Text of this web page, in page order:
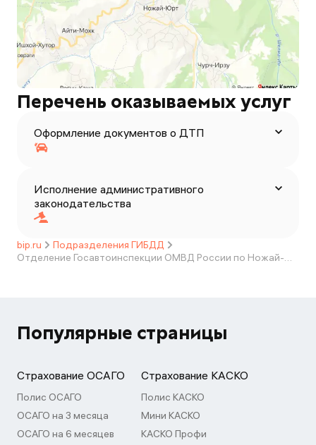
Перечень оказываемых услуг
Оформление документов о ДТП
Исполнение административного
законодательства
bip.ru
Подразделения ГИБДД
Отделение Госавтоинспекции ОМВД России по Ножай-Юртовскому району Чеченской Республики
Популярные страницы
Страхование ОСАГО
Полис ОСАГО
ОСАГО на 3 месяца
ОСАГО на 6 месяцев
Страхование КАСКО
Полис КАСКО
Мини КАСКО
КАСКО Профи